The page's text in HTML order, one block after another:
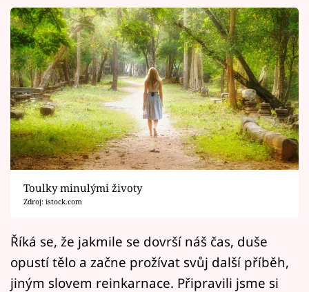
Celebrity
Vztahy
Seriály
Horoskopy
Sledujte prima+
Filmový festival Karlovy Vary
Mámy sobě
Toulky minulými životy
Zdroj: istock.com
Říká se, že jakmile se dovrší náš čas, duše
opustí tělo a začne prožívat svůj další příběh,
jiným slovem reinkarnace. Připravili jsme si